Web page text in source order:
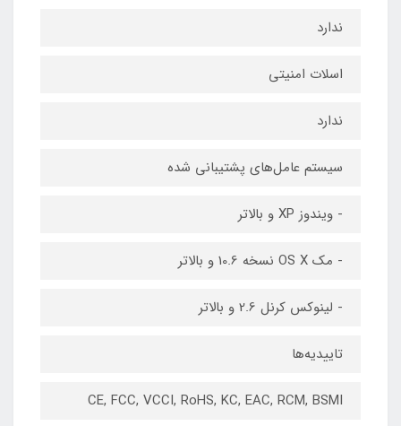
ندارد
اسلات امنیتی
ندارد
سیستم عامل‌های پشتیبانی شده
- ویندوز XP و بالاتر
- مک OS X نسخه 10.6 و بالاتر
- لینوکس کرنل 2.6 و بالاتر
تاییدیه‌ها
CE, FCC, VCCI, RoHS, KC, EAC, RCM, BSMI